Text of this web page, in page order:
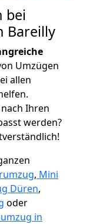
bei
Bareilly
Umzügen
allen
Ihren
werden?
, Mini
Düren,
oder
in